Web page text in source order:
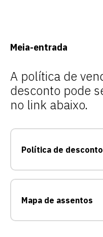
Meia-entrada
A política de
desconto pode
no link abaixo.
Política de
Mapa de assentos